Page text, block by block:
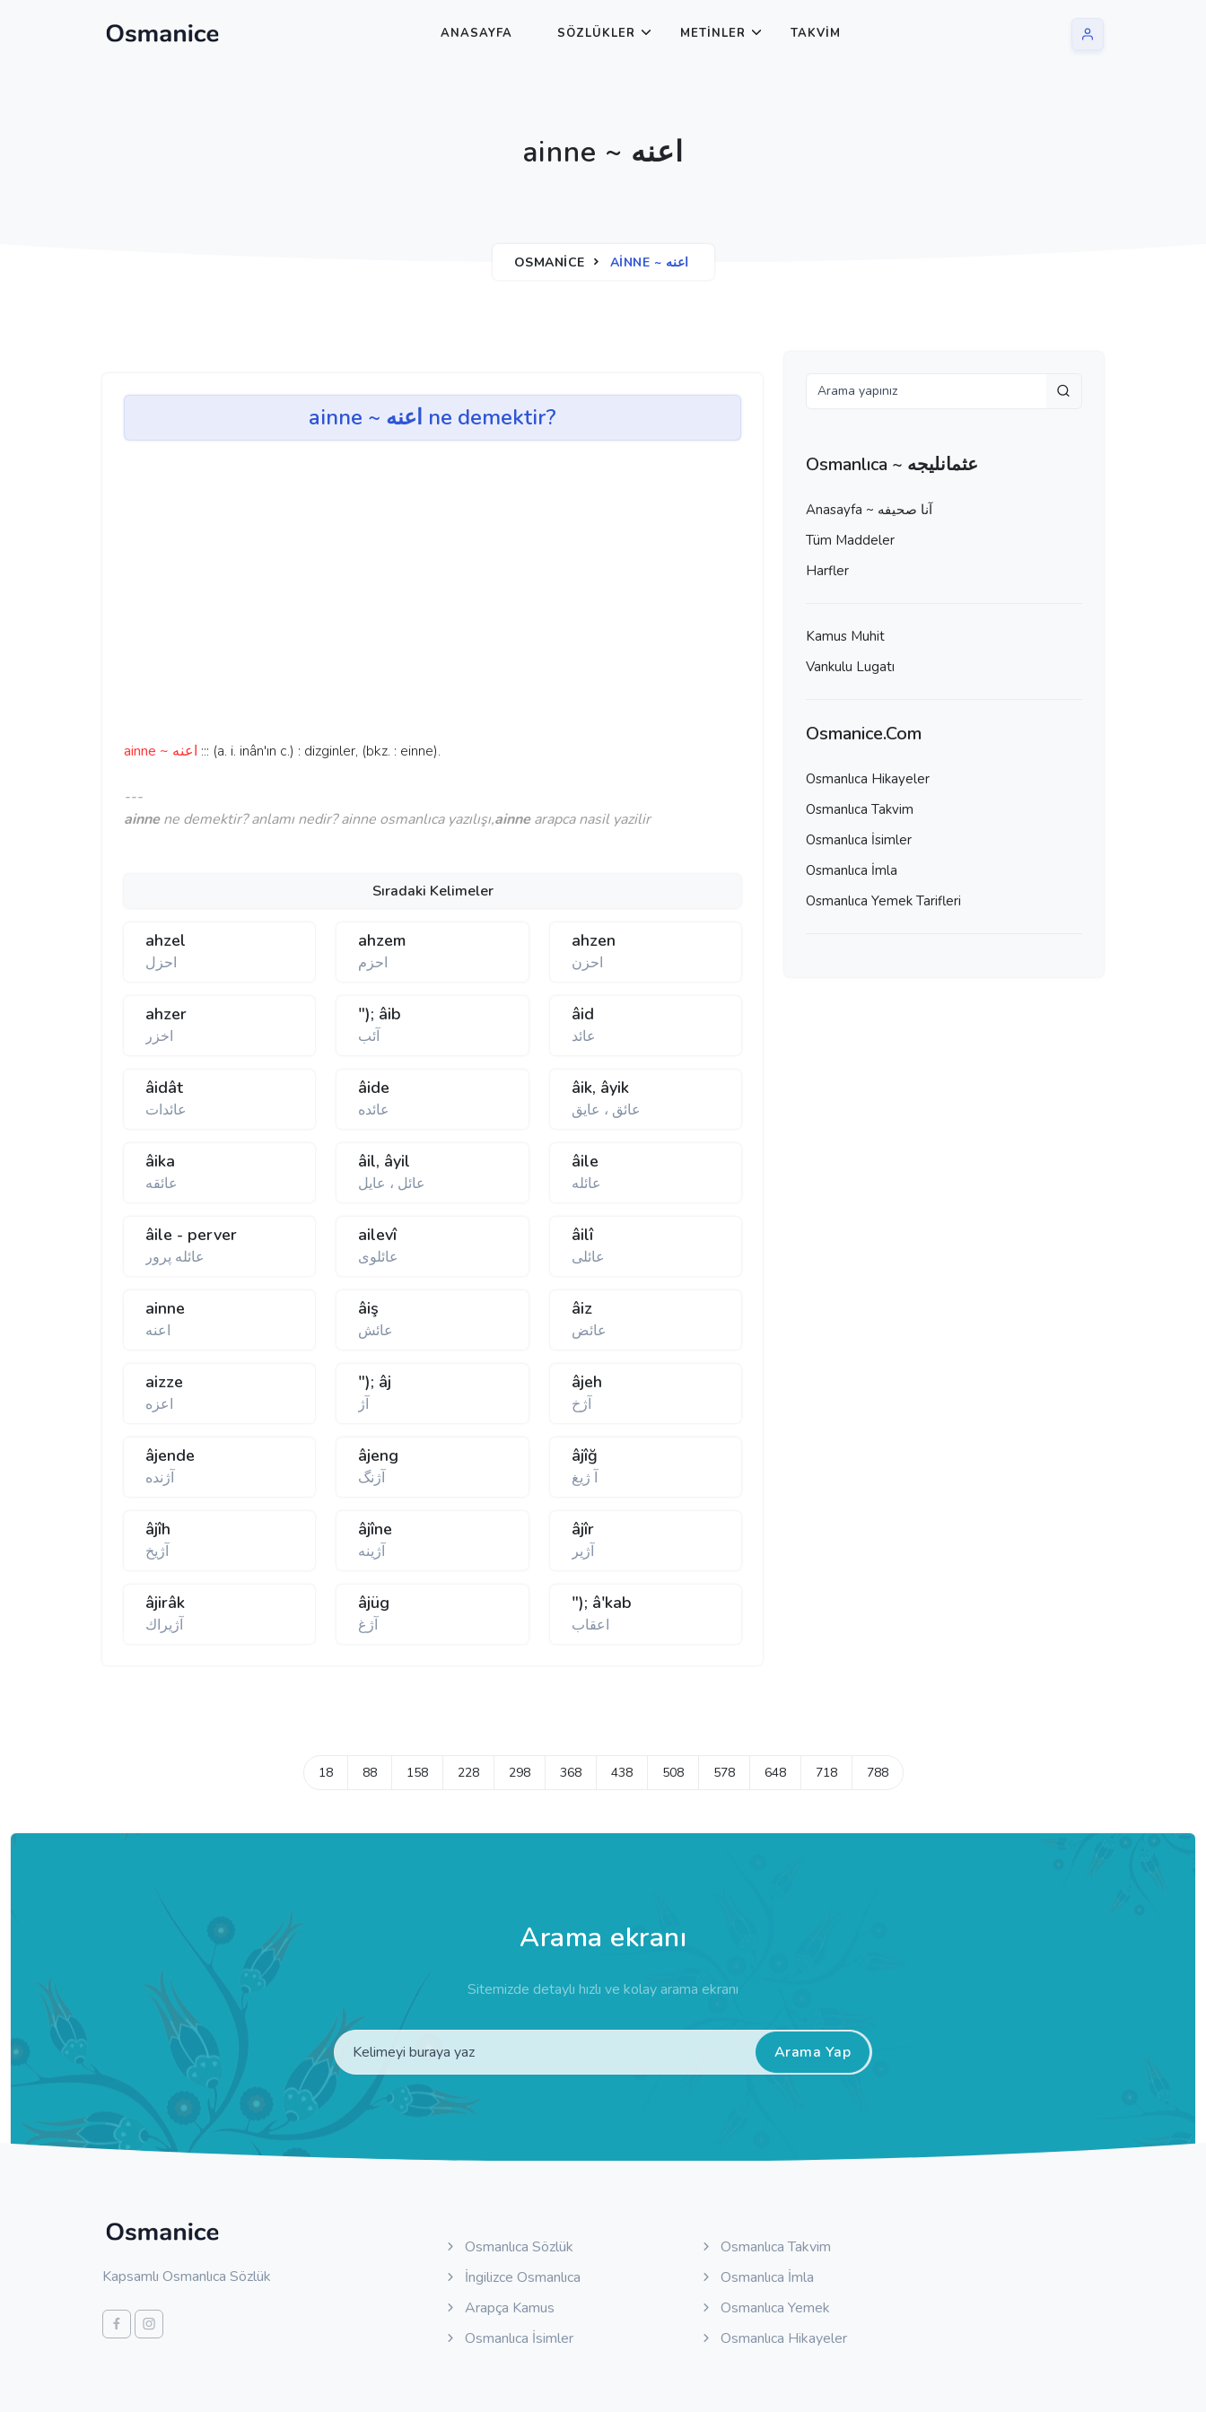
ANASAYFA SÖZLÜKLER METINLER TAKVIM
ainne ~ اعنه
OSMANICE AINNE ~ اعنه
ainne ~ اعنه ne demektir?
ainne ~ اعنه ::: (a. i. inân'ın c.) : dizginler, (bkz. : einne).
---
ainnene demektir? anlamı nedir? ainne osmanlıca yazılışı,ainnearapca nasil yazilir
Sıradaki Kelimeler
ahzel
احزل
ahzem
احزم
ahzen
احزن
ahzer
اخزر
"); âib
آئب
âid
عائد
âidât
عائدات
âide
عائده
âik, âyik
عائق ، عايق
âika
عائقه
âil, âyil
عائل ، عايل
âile
عائله
âile - perver
عائله پرور
ailevî
عائلوى
âilî
عائلى
ainne
اعنه
âiş
عائش
âiz
عائض
aizze
اعزه
"); âj
آژ
âjeh
آژخ
âjende
آژنده
âjeng
آژنگ
âjîğ
آ ژيغ
âjîh
آژيخ
âjîne
آژينه
âjîr
آژير
âjirâk
آژيراك
âjüg
آژغ
"); â'kab
اعقاب
Osmanlıca ~ عثمانليجه
Anasayfa ~ آنا صحيفه
Tüm Maddeler
Harfler
Kamus Muhit
Vankulu Lugatı
Osmanice.Com
Osmanlıca Hikayeler
Osmanlıca Takvim
Osmanlıca İsimler
Osmanlıca İmla
Osmanlıca Yemek Tarifleri
18 88 158 228 298 368 438 508 578 648 718 788
Arama ekranı
Sitemizde detaylı hızlı ve kolay arama ekranı
Arama Yap
Kapsamlı Osmanlıca Sözlük
Osmanlıca Sözlük
İngilizce Osmanlıca
Arapça Kamus
Osmanlıca İsimler
Osmanlıca Takvim
Osmanlıca İmla
Osmanlıca Yemek
Osmanlıca Hikayeler